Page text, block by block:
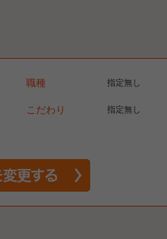
職種 指定無し
こだわり 指定無し